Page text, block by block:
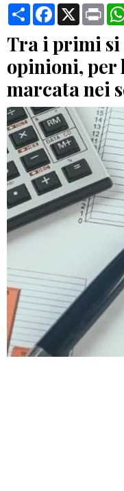
CondividiFacebook
X
Tra i primi si
opinioni, per
marcata nei